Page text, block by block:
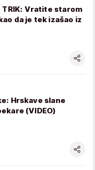
TRIK: Vratite starom
da je tek izašao iz
Hrskave slane
(VIDEO)